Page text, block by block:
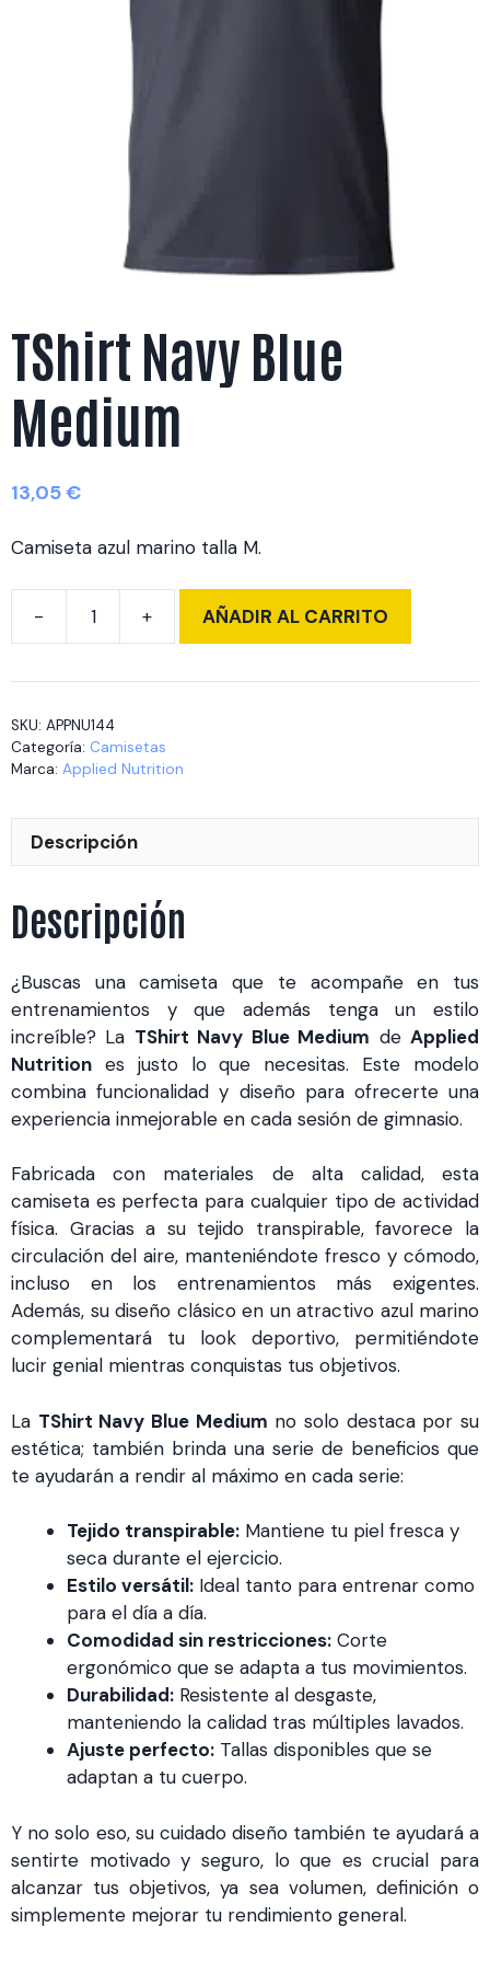
TShirt Navy Blue
Medium
13,05€
Camiseta azul marino talla M.
TShirt
Blue
AÑADIR AL CARRITO
SKU: APPNU144
Categoría: Camisetas
Marca: Applied Nutrition
Descripción
Descripción
¿Buscas una camiseta que te acompañe en tus
entrenamientos y que además tenga un estilo
increíble? La TShirt Navy Blue Medium deApplied
Nutrition es justo lo que necesitas. Este modelo
combina funcionalidad y diseño para ofrecerte una
experiencia inmejorable en cada sesión de gimnasio.
Fabricada con materiales de alta calidad, esta
camiseta es perfecta para cualquier tipo de actividad
física. Gracias a su tejido transpirable, favorece la
circulación del aire, manteniéndote fresco y cómodo,
incluso en los entrenamientos más exigentes.
Además, su diseño clásico en un atractivo azul marino
complementará tu look deportivo, permitiéndote
lucir genial mientras conquistas tus objetivos.
La TShirt Navy Blue Medium no solo destaca por su
estética; también brinda una serie de beneficios que
te ayudarán a rendir al máximo en cada serie:
Tejido transpirable: Mantiene tu piel fresca y
seca durante el ejercicio.
Estilo versátil: Ideal tanto para entrenar como
para el día a día.
Comodidad sin restricciones: Corte
ergonómico que se adapta a tus movimientos.
Durabilidad: Resistente al desgaste,
manteniendo la calidad tras múltiples lavados.
Ajuste perfecto: Tallas disponibles que se
adaptan a tu cuerpo.
Y no solo eso, su cuidado diseño también te ayudará a
sentirte motivado y seguro, lo que es crucial para
alcanzar tus objetivos, ya sea volumen, definición o
simplemente mejorar tu rendimiento general.